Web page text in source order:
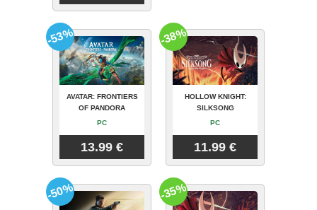
AVATAR: FRONTIERS
OF PANDORA
PC
13.99 €
-53%
HOLLOW KNIGHT:
SILKSONG
PC
11.99 €
-38%
-50% -35%